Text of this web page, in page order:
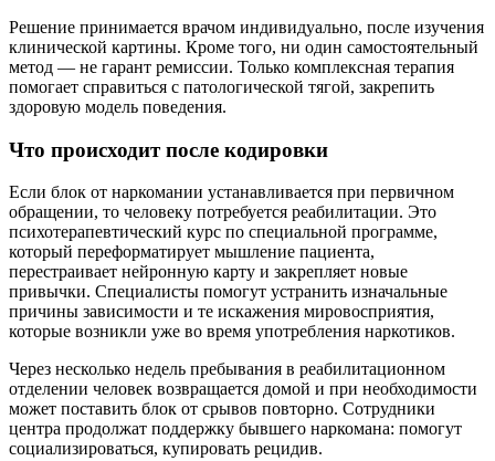
Решение принимается врачом индивидуально, после изучения
клинической картины. Кроме того, ни один самостоятельный
метод — не гарант ремиссии. Только комплексная терапия
помогает справиться с патологической тягой, закрепить
здоровую модель поведения.
Что происходит после кодировки
Если блок от наркомании устанавливается при первичном
обращении, то человеку потребуется реабилитации. Это
психотерапевтический курс по специальной программе,
который переформатирует мышление пациента,
перестраивает нейронную карту и закрепляет новые
привычки. Специалисты помогут устранить изначальные
причины зависимости и те искажения мировосприятия,
которые возникли уже во время употребления наркотиков.
Через несколько недель пребывания в реабилитационном
отделении человек возвращается домой и при необходимости
может поставить блок от срывов повторно. Сотрудники
центра продолжат поддержку бывшего наркомана: помогут
социализироваться, купировать рецидив.